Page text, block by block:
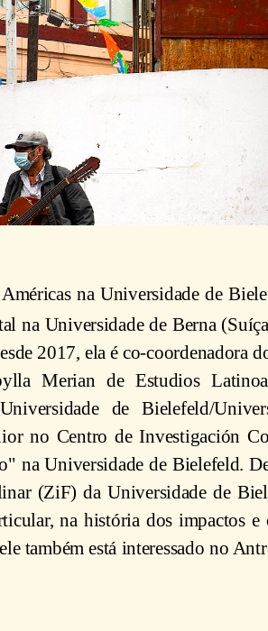
na Universidade de
na Universidade de Berna
2017, ela é co-coordenadora
Merian de Estudios
de Bielefeld/
no Centro de Investigación
na Universidade de Bielefeld.
(ZiF) da Universidade de
na história dos impactos e
também está interessado no